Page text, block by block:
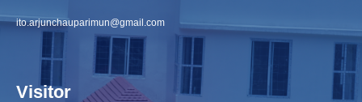
ito.arjunchauparimun@gmail.com
Visitor